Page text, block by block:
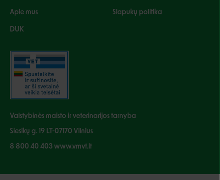
Apie mus Slapukų politika
DUK
Valstybinės maisto ir veterinarijos tarnyba
Siesikų g. 19 LT-07170 Vilnius
8 800 40 403 www.vmvt.lt